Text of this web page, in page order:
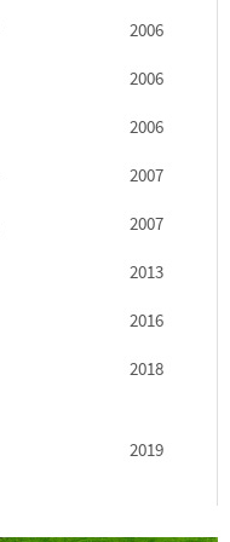
2006
2006
2006
2007
2007
2013
2016
2018
2019